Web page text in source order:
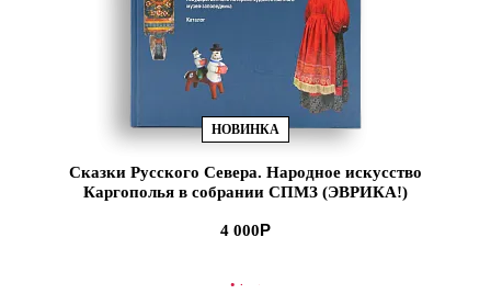
НОВИНКА
Сказки Русского Севера. Народное искусство
Каргополья в собрании СПМЗ (ЭВРИКА!)
4 000
В КОРЗИНУ